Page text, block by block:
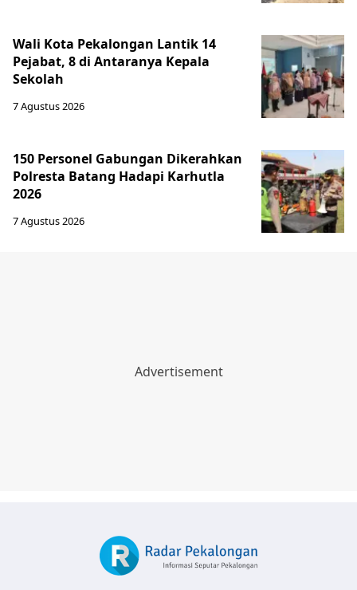
Wali Kota Pekalongan Lantik 14
Pejabat, 8 di Antaranya Kepala
Sekolah
7 Agustus 2026
150 Personel Gabungan Dikerahkan
Polresta Batang Hadapi Karhutla
2026
7 Agustus 2026